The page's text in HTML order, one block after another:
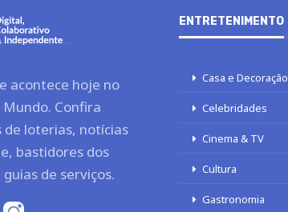
acontece hoje no
Mundo. Confira
de loterias, notícias
bastidores dos
de serviços.
ENTRETENIMENTO
Casa e Decoração
Celebridades
Cinema & TV
Cultura
Gastronomia